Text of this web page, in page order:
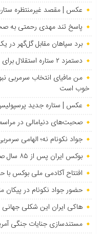
عکس | مقصد غیرمنتظره ستاره
پاسخ تند مهدی رحمتی به
برد سپاهان مقابل گل‌گهر در
دستمزد ۲ ستاره استقلال برای تمدید مشخص شد
من مافیای انتخاب سرمربی
خوب است
عکس | ستاره جدید
صحبت‌های دنیامالی در
جواد نکونام نه؛ الهامی
بوکس ایران پس از ۸۵ سال صاحب آکادمی تیم های ملی شد
افتتاح آکادمی ملی بوکس با
حضور جواد نکونام در پیکان
هاکی ایران این شکلی
مستندسازی جنایات جنگی